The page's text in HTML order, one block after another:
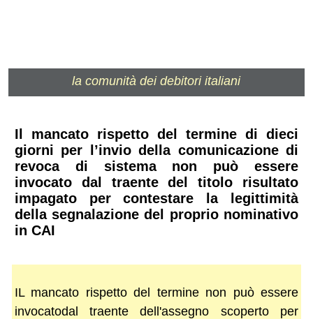
la comunità dei debitori italiani
Il mancato rispetto del termine di dieci
giorni per l’invio della comunicazione di
revoca di sistema non può essere
invocato dal traente del titolo risultato
impagato per contestare la legittimità
della segnalazione del proprio nominativo
in CAI
IL mancato rispetto del termine non può essere
invocatodal traente dell'assegno scoperto per